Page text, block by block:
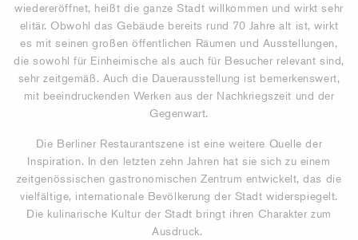
wiedereröffnet, heißt die ganze Stadt willkommen und wirkt sehr
elitär. Obwohl das Gebäude bereits rund 70 Jahre alt ist, wirkt
es mit seinen großen öffentlichen Räumen und Ausstellungen,
die sowohl für Einheimische als auch für Besucher relevant sind,
sehr zeitgemäß. Auch die Dauerausstellung ist bemerkenswert,
mit beeindruckenden Werken aus der Nachkriegszeit und der
Gegenwart.
Die Berliner Restaurantszene ist eine weitere Quelle der
Inspiration. In den letzten zehn Jahren hat sie sich zu einem
zeitgenössischen gastronomischen Zentrum entwickelt, das die
vielfältige, internationale Bevölkerung der Stadt widerspiegelt.
Die kulinarische Kultur der Stadt bringt ihren Charakter zum
Ausdruck.